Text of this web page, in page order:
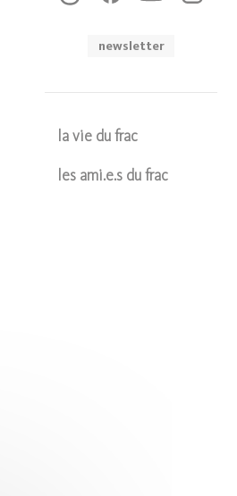
newsletter
la vie du frac
les ami.e.s du frac